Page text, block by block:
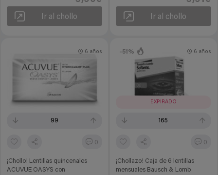
Ir al chollo Ir al chollo
99
0
¡Chollo! Lentillas quincenales
ACUVUE OASYS con
6 años -51%
EXPIRADO
165
0
¡Chollazo! Caja de 6 lentillas
mensuales Bausch & Lomb
6 años